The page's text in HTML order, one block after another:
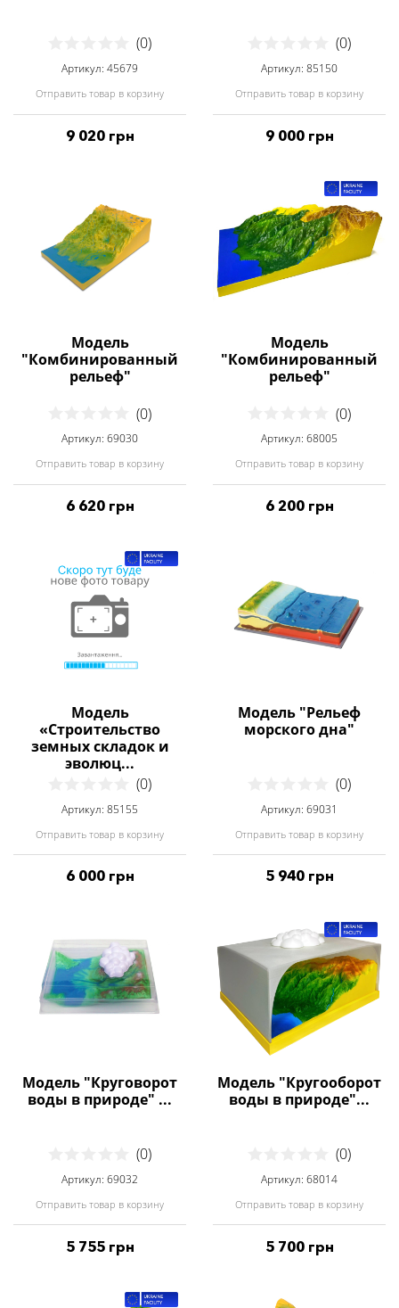
(0)
Артикул: 45679
Отправить товар в корзину
9 020 грн
(0)
Артикул: 85150
Отправить товар в корзину
9 000 грн
Модель
"Комбинированный
рельеф"
(0)
Артикул: 69030
Отправить товар в корзину
6 620 грн
Модель
"Комбинированный
рельеф"
(0)
Артикул: 68005
Отправить товар в корзину
6 200 грн
Модель
«Строительство
земных складок и
эволюц...
(0)
Артикул: 85155
Отправить товар в корзину
6 000 грн
Модель "Рельеф
морского дна"
(0)
Артикул: 69031
Отправить товар в корзину
5 940 грн
Модель "Круговорот
воды в природе" ...
(0)
Артикул: 69032
Отправить товар в корзину
5 755 грн
Модель "Кругооборот
воды в природе"...
(0)
Артикул: 68014
Отправить товар в корзину
5 700 грн